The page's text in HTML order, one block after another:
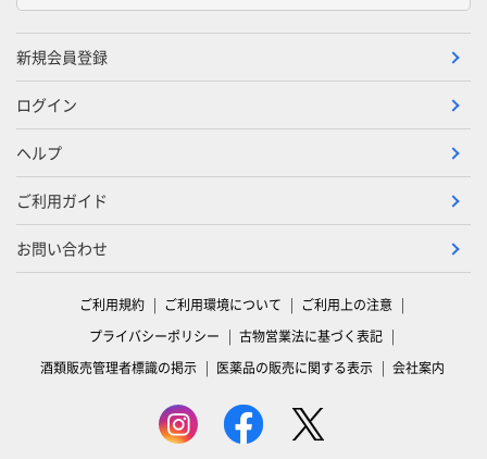
新規会員登録
ログイン
ヘルプ
ご利用ガイド
お問い合わせ
ご利用規約 ご利用環境について
ご利用上の注意
プライバシーポリシー
古物営業法に基づく表記
酒類販売管理者標識の掲示
医薬品の販売に関する表示 会社案内